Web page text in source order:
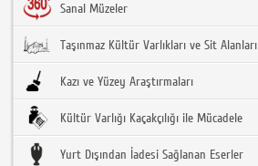
Sanal Müzeler
Taşınmaz Kültür Varlıkları ve Sit Alanları
Kazı ve Yüzey Araştırmaları
Kültür Varlığı Kaçakçılığı ile Mücadele
Yurt Dışından İadesi Sağlanan Eserler